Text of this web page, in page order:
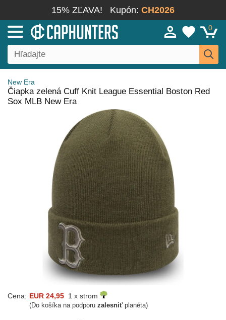
15% ZĽAVA! Kupón: CH2026
0
New Era
Čiapka zelená Cuff Knit League Essential Boston Red
Sox MLB New Era
Cena: EUR 24,95 1 x strom
(Do košíka na podporu zalesniťplanéta)